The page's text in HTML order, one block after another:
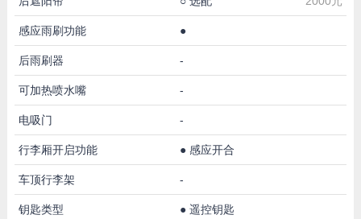
感应雨刷功能 ●
后雨刷器 -
可加热喷水嘴 -
电吸门 -
行李厢开启功能 ● 感应开合
车顶行李架 -
钥匙类型 ● 遥控钥匙